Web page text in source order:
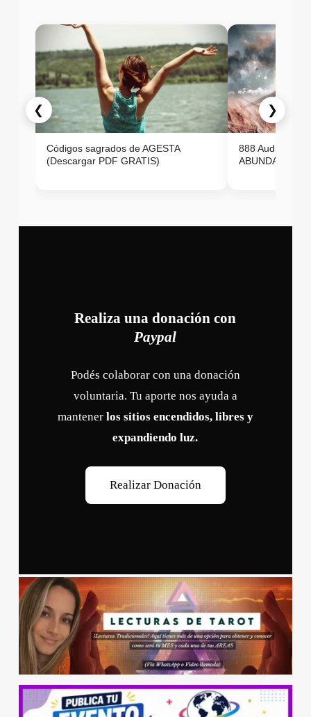
❮
Códigos sagrados de AGESTA
(Descargar PDF GRATIS)
888 Audio
ABUNDANCIA
❯
Realiza una donación con
Paypal
Podés colaborar con una donación
voluntaria. Tu aporte nos ayuda a
mantener los sitios encendidos, libres y
expandiendo luz.
Realizar Donación